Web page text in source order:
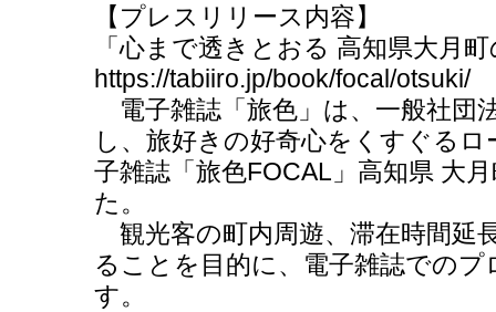
【プレスリリース内容】
「心まで透きとおる 高知県大月
https://tabiiro.jp/book/focal/otsuki/
電子雑誌「旅色」は、一般社団
し、旅好きの好奇心をくすぐる
子雑誌「旅色FOCAL」高知県 大
た。
観光客の町内周遊、滞在時間延
ることを目的に、電子雑誌での
す。